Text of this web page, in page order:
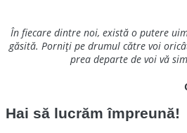
În fiecare dintre noi, există o putere
găsită. Porniți pe drumul către voi
prea departe de voi vă
Hai să lucrăm împreună!